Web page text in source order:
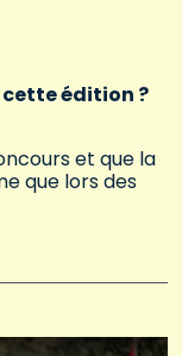
édition ?
et que la
que lors des